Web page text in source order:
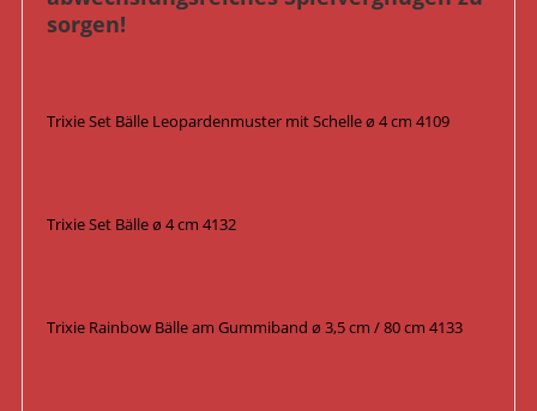
sorgen!
Trixie Set Bälle Leopardenmuster mit Schelle ø 4 cm 4109
Trixie Set Bälle ø 4 cm 4132
Trixie Rainbow Bälle am Gummiband ø 3,5 cm / 80 cm 4133